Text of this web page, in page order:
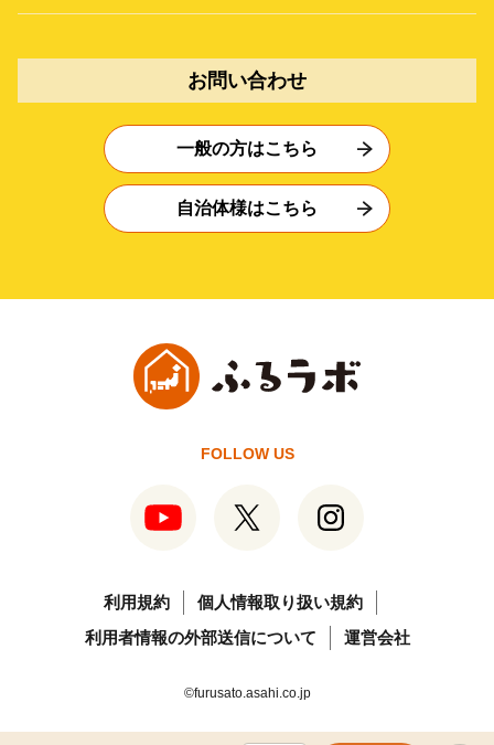
お問い合わせ
一般の方はこちら
自治体様はこちら
FOLLOW US
利用規約
個人情報取り扱い規約
利用者情報の外部送信について
運営会社
©furusato.asahi.co.jp